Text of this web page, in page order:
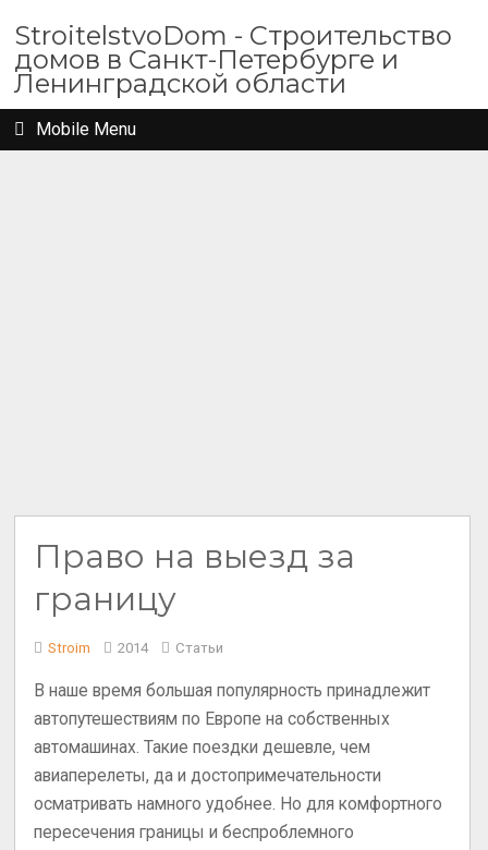
StroitelstvoDom - Строительство
домов в Санкт-Петербурге и
Ленинградской области
Mobile Menu
Право на выезд за
границу
Stroim 2014 Статьи
В наше время большая популярность принадлежит
автопутешествиям по Европе на собственных
автомашинах. Такие поездки дешевле, чем
авиаперелеты, да и достопримечательности
осматривать намного удобнее. Но для комфортного
пересечения границы и беспроблемного